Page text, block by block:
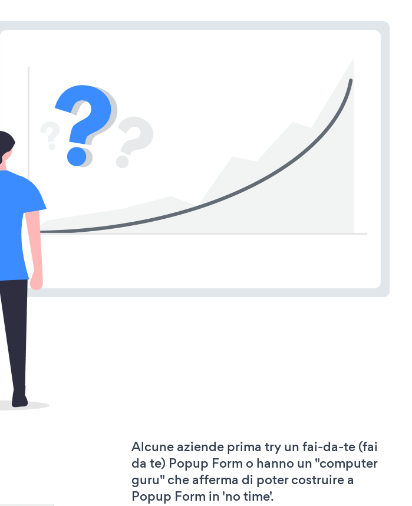
Alcune aziende prima try un fai-da-te (fai
da te) Popup Form o hanno un "computer
guru" che afferma di poter costruire a
Popup Form in 'no time'.